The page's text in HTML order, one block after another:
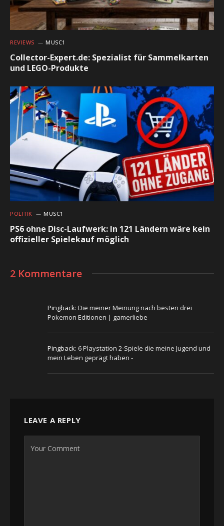
REVIEWS MUSC1
Collector-Expert.de: Spezialist für Sammelkarten
und LEGO-Produkte
POLITIK MUSC1
PS6 ohne Disc-Laufwerk: In 121 Ländern wäre kein
offizieller Spielekauf möglich
2 Kommentare
Pingback: Die meiner Meinung nach besten drei
Pokemon Editionen | gamerliebe
Pingback: 6 Playstation 2-Spiele die meine Jugend und
mein Leben geprägt haben -
LEAVE A REPLY